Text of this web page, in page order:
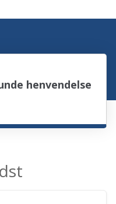
henvendelse